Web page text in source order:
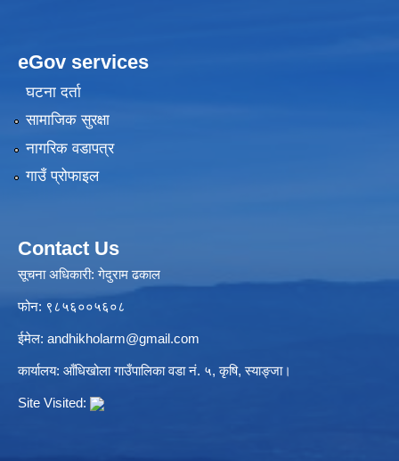
eGov services
घटना दर्ता
सामाजिक सुरक्षा
नागरिक वडापत्र
गाउँ प्रोफाइल
Contact Us
सूचना अधिकारी: गेदुराम ढकाल
फोन: ९८५६००५६०८
ईमेल: andhikholarm@gmail.com
कार्यालय: आँधिखोला गाउँपालिका वडा नं. ५, कृषि, स्याङ्जा।
Site Visited: